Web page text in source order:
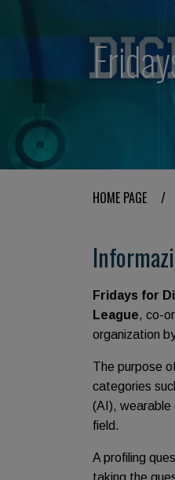
HOME PAGE /
Fridays for
League, co-
organization
The purpose
categories
(AI), wearable
field.
A profiling
taking the